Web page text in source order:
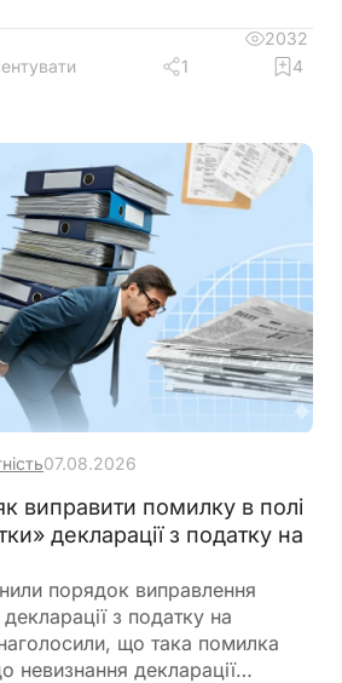
отримати податкову
якщо виконані
на рік
2032
1 4
07.08.2026
виправити помилку в полі
декларації з податку на
порядок виправлення
з податку на
що така помилка
невизнання декларації